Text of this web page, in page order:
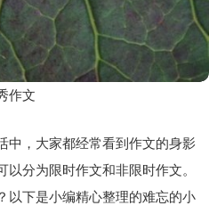
作文
中，大家都经常看到作文的身影
分为限时作文和非限时作文。
以下是小编精心整理的难忘的小